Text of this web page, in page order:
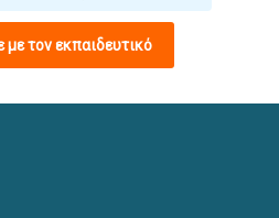
με τον εκπαιδευτικό